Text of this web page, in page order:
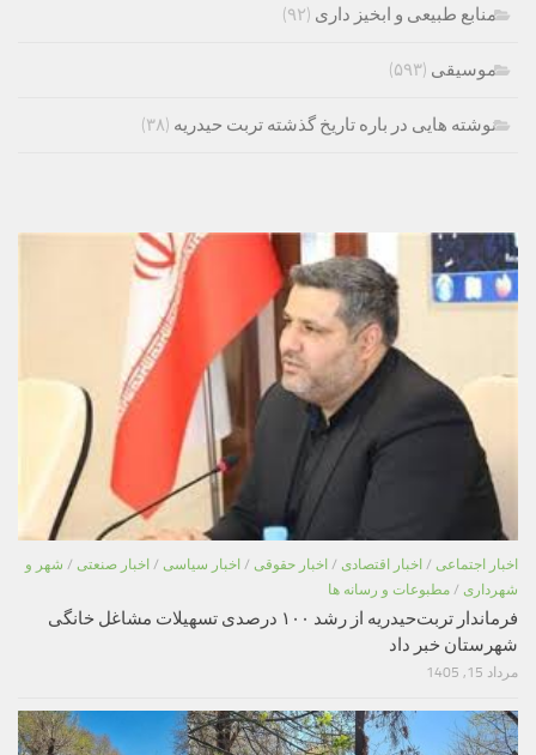
منابع طبیعی و ابخیز داری (۹۲)
موسیقی (۵۹۳)
نوشته هایی در باره تاریخ گذشته تربت حیدریه (۳۸)
اخبار اجتماعی / اخبار اقتصادی / اخبار حقوقی / اخبار سیاسی / اخبار صنعتی / شهر و
شهرداری / مطبوعات و رسانه ها
فرماندار تربت‌حیدریه از رشد ۱۰۰ درصدی تسهیلات مشاغل خانگی
شهرستان خبر داد
مرداد 15, 1405